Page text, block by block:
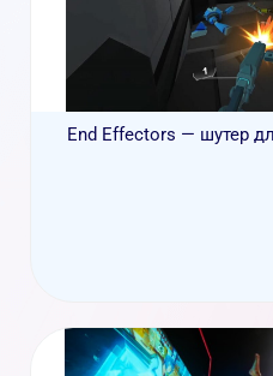
End Effectors — шутер